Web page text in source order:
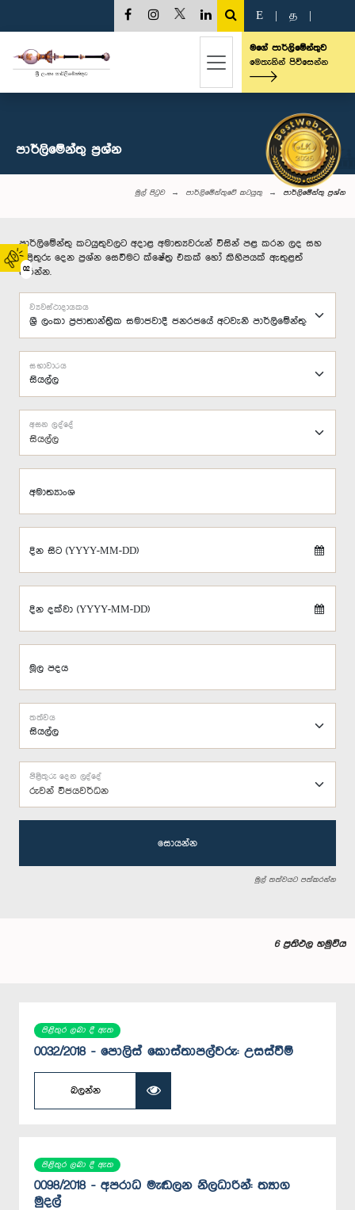
02
E த
මගේ පාර්ලිමේන්තුව
මෙතැනින් පිවිසෙන්න
පාර්ලි‌මේන්තු‌ ප්‍රශ්න
මුල් පිටුව පාර්ලිමේන්තුවේ කටයුතු පාර්ලි‌මේන්තු‌ ප්‍රශ්න
පාර්ලිමේන්තු කටයුතුවලට අදාළ අමාත්‍යවරුන් විසින් පළ කරන ලද සහ
පිළිතුරු දෙන ප්‍රශ්න සෙවීමට ක්ෂේත්‍ර එකක් හෝ කිහිපයක් ඇතුළත්
කරන්න.
ව්‍යවස්ථාදායකය
සභාවාරය
සියල්ල
අසන ලද්දේ
අමාත්‍යාංශ
දින සිට (YYYY-MM-DD)
දින දක්වා (YYYY-MM-DD)
මූල පදය
තත්වය
රුවන් විජයවර්ධන
පිළිතුරු දෙන ලද්දේ
සොයන්න
මුල් තත්වයට පත්කරන්න
6 ප්‍රතිඵල හමුවිය
පිළිතුර ලබා දී ඇත
0032/2018 - පොලිස් කොස්තාපල්වරු: උසස්වීම්
බලන්න
පිළිතුර ලබා දී ඇත
0098/2018 - අපරාධ මැඬලන නිලධාරින්: ත්‍යාග
මුදල්